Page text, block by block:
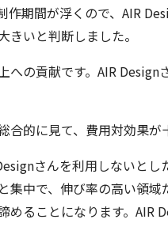
作期間が浮くので、AIR
きいと判断しました。
への貢献です。AIR
合的に見て、費用対効果が
さんを利用しないと
集中で、伸び率の高い領
めることになります。AIR